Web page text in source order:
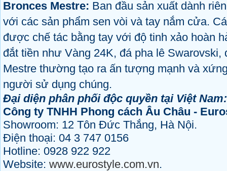
Bronces Mestre: Ban đầu sản xuất dành
với các sản phẩm sen vòi và tay nắm cửa.
được chế tác bằng tay với độ tinh xảo hoàn
đắt tiền như Vàng 24K, đá pha lê
Mestre thường tạo ra ấn tượng mạnh và
người sử dụng chúng.
Đại diện phân phối độc quyền tại Việt Nam:
Công ty TNHH Phong cách Âu Châu -
Showroom: 12 Tôn Đức Thắng, Hà Nội.
Điện thoại: 04 3 747 0156
Hotline: 0928 922 922
Website: www.eurostyle.com.vn.